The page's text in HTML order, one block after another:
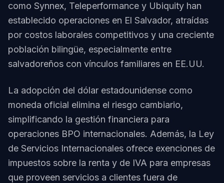
como Synnex, Teleperformance y Ubiquity han
establecido operaciones en El Salvador, atraídas
por costos laborales competitivos y una creciente
población bilingüe, especialmente entre
salvadoreños con vínculos familiares en EE.UU.
La adopción del dólar estadounidense como
moneda oficial elimina el riesgo cambiario,
simplificando la gestión financiera para
operaciones BPO internacionales. Además, la Ley
de Servicios Internacionales ofrece exenciones de
impuestos sobre la renta y de IVA para empresas
que proveen servicios a clientes fuera de